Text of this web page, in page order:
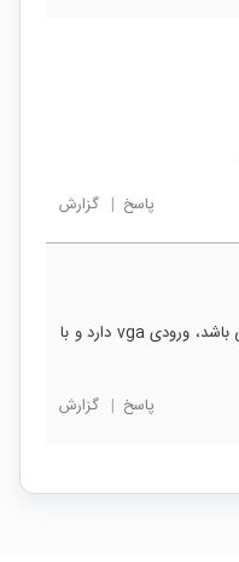
پاسخ | گزارش
سلام، دارای تاچ نمی باشد، ورودی vga دارد و با
پاسخ | گزارش